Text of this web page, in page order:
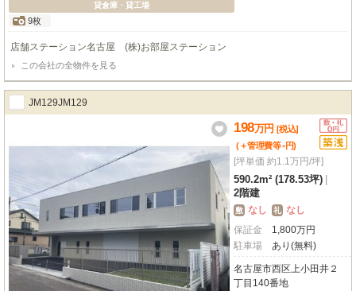
貸倉庫・貸工場
9枚
店舗ステーション名古屋 (株)お部屋ステーション
この会社の全物件を見る
JM129JM129
198万円 [税込]
(＋管理費等-円)
[坪単価 約1.1万円/坪]
590.2m² (178.53坪)
2階建
敷 なし 礼 なし
保証金
1,800万円
駐車場
あり(無料)
名古屋市西区上小田井２
丁目140番地